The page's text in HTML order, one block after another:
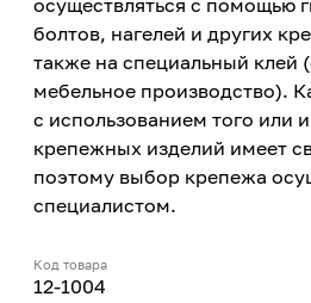
осуществляться с помощью
болтов, нагелей и других
также на специальный клей
мебельное производство).
с использованием того или
крепежных изделий имеет
поэтому выбор крепежа
специалистом.
Код товара
12-1004